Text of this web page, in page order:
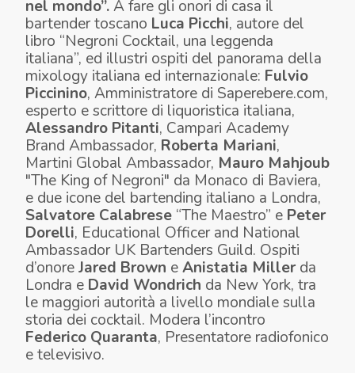
nel mondo”.A fare gli onori di casa il
bartender toscano Luca Picchi, autore del
libro “Negroni Cocktail, una leggenda
italiana”, ed illustri ospiti del panorama della
mixology italiana ed internazionale: Fulvio
Piccinino, Amministratore di Saperebere.com,
esperto e scrittore di liquoristica italiana,
Alessandro Pitanti, Campari Academy
Brand Ambassador, Roberta Mariani,
Martini Global Ambassador, Mauro Mahjoub
"The King of Negroni" da Monaco di Baviera,
e due icone del bartending italiano a Londra,
Salvatore Calabrese “The Maestro” e Peter
Dorelli, Educational Officer and National
Ambassador UK Bartenders Guild. Ospiti
d’onoreJared Brown eAnistatia Miller da
Londra e David Wondrich da New York, tra
le maggiori autorità a livello mondiale sulla
storia dei cocktail. Modera l’incontro
Federico Quaranta, Presentatore radiofonico
e televisivo.